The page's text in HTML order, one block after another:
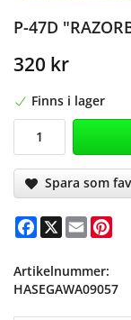
P-47D
320 kr
Finns i lager
Spara som
Facebook
X Email
Artikelnummer:
HASEGAWA09057